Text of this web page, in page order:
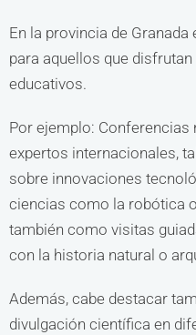
En la provincia de
para aquellos que
educativos.
Por ejemplo:
expertos internacionales,
sobre innovaciones
ciencias como la robótica
también como visitas
con la historia natural o
Además, cabe destacar
divulgación científica en